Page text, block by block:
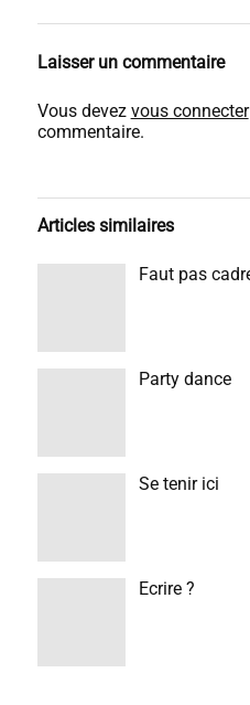
Laisser un commentaire
Vous devez vous connecter
commentaire.
Articles similaires
Faut pas
Party dance
Se tenir ici
Ecrire ?